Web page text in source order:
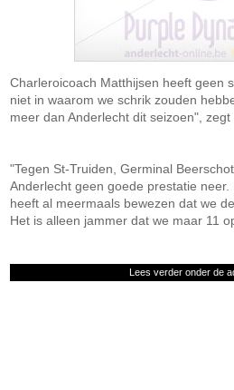
Charleroicoach Matthijsen heeft geen
niet in waarom we schrik zouden
meer dan Anderlecht dit seizoen",
"Tegen St-Truiden, Germinal
Anderlecht geen goede prestatie
heeft al meermaals bewezen dat we
Het is alleen jammer dat we maar 11
Lees verder onder de